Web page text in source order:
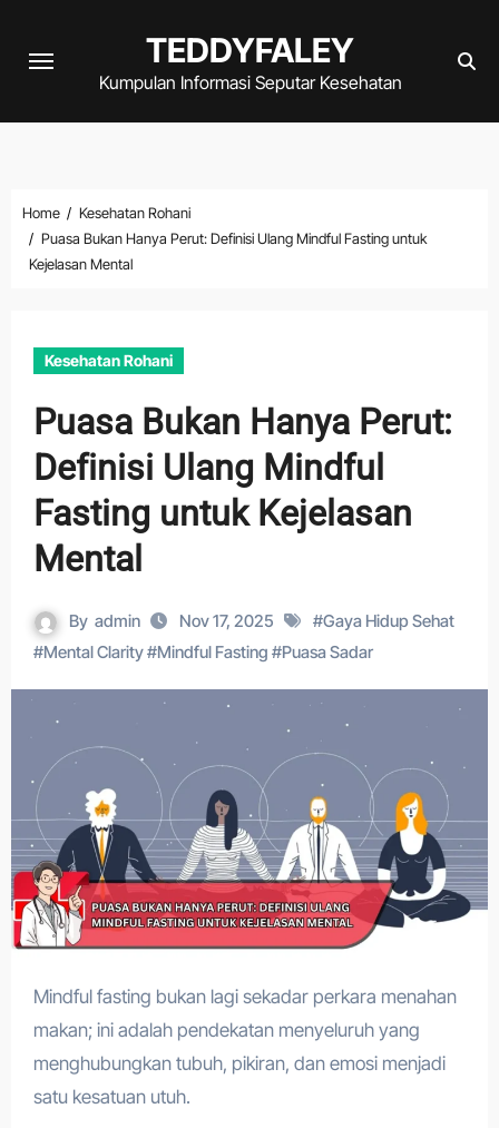
TEDDYFALEY
Kumpulan Informasi Seputar Kesehatan
Home
Kesehatan Rohani
Puasa Bukan Hanya Perut: Definisi Ulang Mindful Fasting untuk
Kejelasan Mental
Kesehatan Rohani
Puasa Bukan Hanya Perut:
Definisi Ulang Mindful
Fasting untuk Kejelasan
Mental
By admin Nov 17, 2025 #Gaya Hidup Sehat
#Mental Clarity#Mindful Fasting #Puasa Sadar
Mindful fasting bukan lagi sekadar perkara menahan
makan; ini adalah pendekatan menyeluruh yang
menghubungkan tubuh, pikiran, dan emosi menjadi
satu kesatuan utuh.